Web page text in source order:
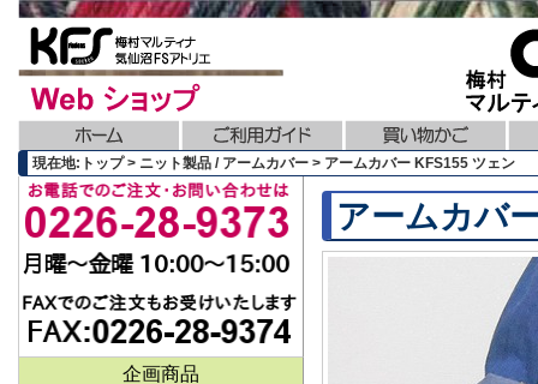
現在地:トップ > ニット製品 / アームカバー > アームカバー KFS155 ツェン
アームカバ
企画商品